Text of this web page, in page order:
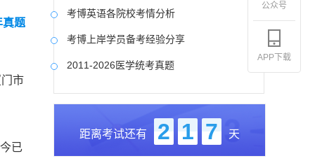
真题
市
已
考博英语各院校考情分析
考博上岸学员备考经验分享
2011-2026医学统考真题
中国社会科学院大学真题合集
国防科技大学历年真题
中央美术学院历年真题
距离考试还有 2 1 7 天
公众号
APP下载